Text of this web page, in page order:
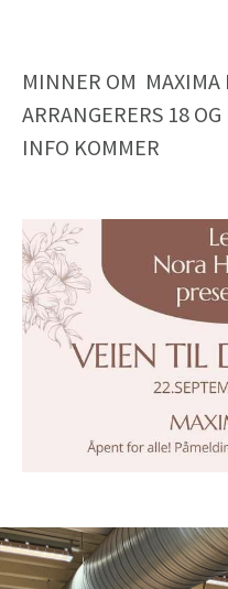
MINNER OM MAXIMA
ARRANGERERS 18
INFO KOMMER